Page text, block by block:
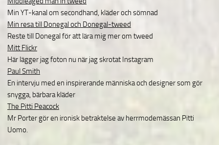
Min YT-kanal om secondhand, kläder och sömnad
Min resa till Donegal och Donegal-tweed
Reste till Donegal för att lära mig mer om tweed
Mitt Flickr
Här lägger jag foton nu när jag skrotat Instagram
Paul Smith
En intervju med en inspirerande människa och designer som gör
snygga, bärbara kläder
The Pitti Peacock
Mr Porter gör en ironisk betraktelse av herrmodemässan Pitti
Uomo.